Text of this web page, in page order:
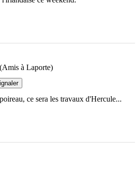
à Laporte)
ce sera les travaux d'Hercule...